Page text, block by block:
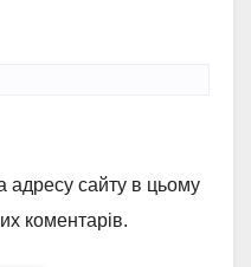
адресу сайту в цьому
коментарів.